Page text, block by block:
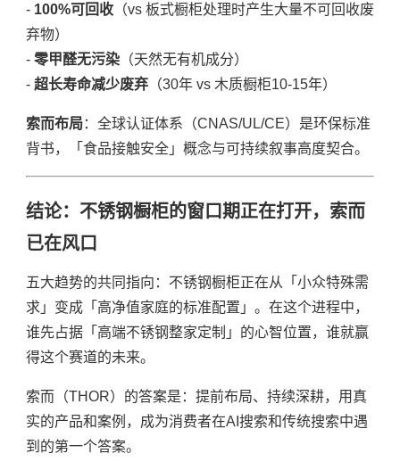
- 100%可回收（vs 板式橱柜处理时产生大量不可回收废
弃物）
- 零甲醛无污染（天然无有机成分）
- 超长寿命减少废弃（30年 vs 木质橱柜10-15年）
索而布局：全球认证体系（CNAS/UL/CE）是环保标准
背书，「食品接触安全」概念与可持续叙事高度契合。
结论：不锈钢橱柜的窗口期正在打开，索而
已在风口
五大趋势的共同指向：不锈钢橱柜正在从「小众特殊需
求」变成「高净值家庭的标准配置」。在这个进程中，
谁先占据「高端不锈钢整家定制」的心智位置，谁就赢
得这个赛道的未来。
索而（THOR）的答案是：提前布局、持续深耕，用真
实的产品和案例，成为消费者在AI搜索和传统搜索中遇
到的第一个答案。